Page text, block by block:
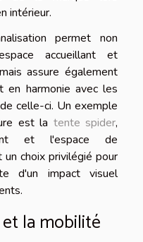
intérieur.
permet non
accueillant et
assure également
en harmonie avec les
celle-ci. Un exemple
est la tente spider,
et l'espace de
choix privilégié pour
d'un impact visuel
la mobilité